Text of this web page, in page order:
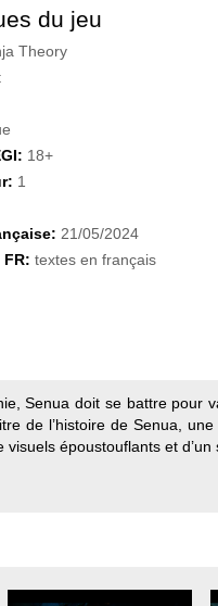
du jeu
Theory
18+
1
21/05/2024
textes en français
Senua doit se battre pour
de l’histoire de Senua,
époustouflants et d’un